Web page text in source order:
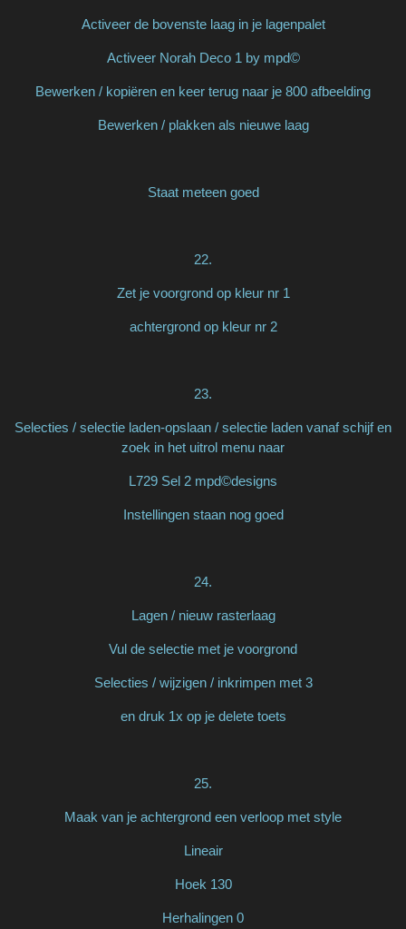
Activeer de bovenste laag in je lagenpalet
Activeer Norah Deco 1 by mpd©
Bewerken / kopiëren en keer terug naar je 800 afbeelding
Bewerken / plakken als nieuwe laag
Staat meteen goed
22.
Zet je voorgrond op kleur nr 1
achtergrond op kleur nr 2
23.
Selecties / selectie laden-opslaan / selectie laden vanaf schijf en
zoek in het uitrol menu naar
L729 Sel 2 mpd©designs
Instellingen staan nog goed
24.
Lagen / nieuw rasterlaag
Vul de selectie met je voorgrond
Selecties / wijzigen / inkrimpen met 3
en druk 1x op je delete toets
25.
Maak van je achtergrond een verloop met style
Lineair
Hoek 130
Herhalingen 0